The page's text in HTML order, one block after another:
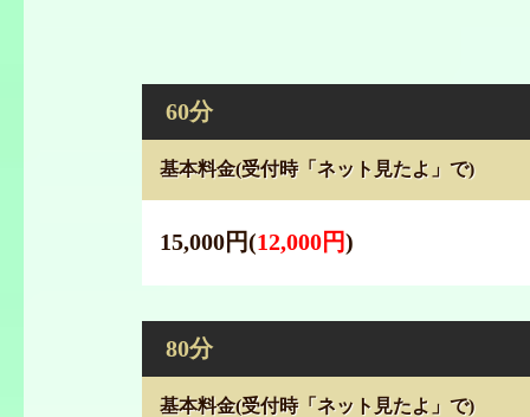
60分
基本料金(受付時「ネット見たよ」で)
15,000円(12,000円)
80分
基本料金(受付時「ネット見たよ」で)